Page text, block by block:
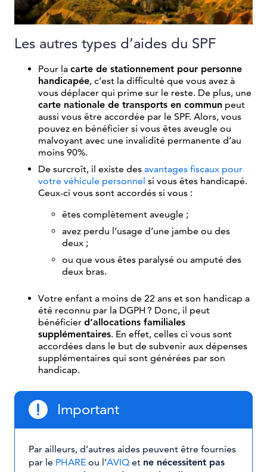
Les autres types d’aides du SPF
Pour la carte de stationnement pour personne
handicapée, c’est la difficulté que vous avez à
vous déplacer qui prime sur le reste. De plus, une
carte nationale de transports en commun peut
aussi vous être accordée par le SPF. Alors, vous
pouvez en bénéficier si vous êtes aveugle ou
malvoyant avec une invalidité permanente d’au
moins 90%.
De surcroît, il existe des avantages fiscaux pour
votre véhicule personnel si vous êtes handicapé.
Ceux-ci vous sont accordés si vous :
êtes complètement aveugle ;
avez perdu l’usage d’une jambe ou des
deux ;
ou que vous êtes paralysé ou amputé des
deux bras.
Votre enfant a moins de 22 ans et son handicap a
été reconnu par la DGPH ? Donc, il peut
bénéficier d’allocations familiales
supplémentaires. En effet, celles ci vous sont
accordées dans le but de subvenir aux dépenses
supplémentaires qui sont générées par son
handicap.
Important
Par ailleurs, d’autres aides peuvent être fournies
par le PHARE ou l’AVIQet ne nécessitent pas